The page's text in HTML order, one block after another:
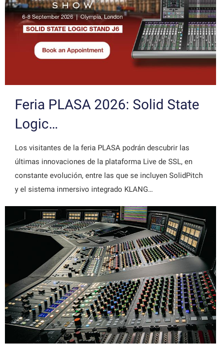
Feria PLASA 2026: Solid State
Logic…
Los visitantes de la feria PLASA podrán descubrir las
últimas innovaciones de la plataforma Live de SSL, en
constante evolución, entre las que se incluyen SolidPitch
y el sistema inmersivo integrado KLANG…